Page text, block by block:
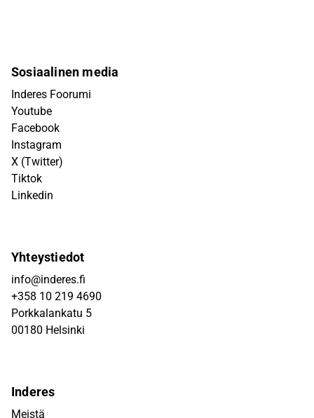
Sosiaalinen media
Inderes Foorumi
Youtube
Facebook
Instagram
X (Twitter)
Tiktok
Linkedin
Yhteystiedot
info@inderes.fi
+358 10 219 4690
Porkkalankatu 5
00180 Helsinki
Inderes
Meistä